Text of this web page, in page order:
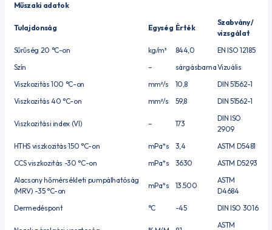
Műszaki adatok
Tulajdonság Egység Érték
Szabvány /
vizsgálat
Sűrűség 20 °C-on
kg/m³ 844,0
EN ISO 12185
Szín
– sárgásbarnaVizuális
Viszkozitás 100 °C-on
mm²/s 10,8
DIN 51562-1
Viszkozitás 40 °C-on
mm²/s 59,8 DIN 51562-1
Viszkozitási index (VI) – 173
DIN ISO
2909
HTHS viszkozitás 150 °C-on
mPa*s 3,4
ASTM D5481
CCS viszkozitás -30 °C-on
mPa*s 3630
ASTM D5293
Alacsony hőmérsékleti pumpálhatóság
(MRV) -35 °C-on
mPa*s 13.500
ASTM
D4684
Dermedéspont
°C -45 DIN ISO 3016
ASTM